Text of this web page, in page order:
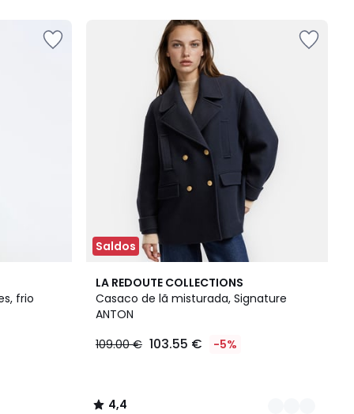
frio
Saldos
LA REDOUTE COLLECTIONS
Casaco de lã misturada, Signature
ANTON
109.00 € 103.55 € -5%
4,4
/ 5
2
Cores
4,4